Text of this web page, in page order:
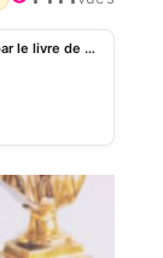
Nagui : sa fille émue aux larmes par le livre de Mélanie Page